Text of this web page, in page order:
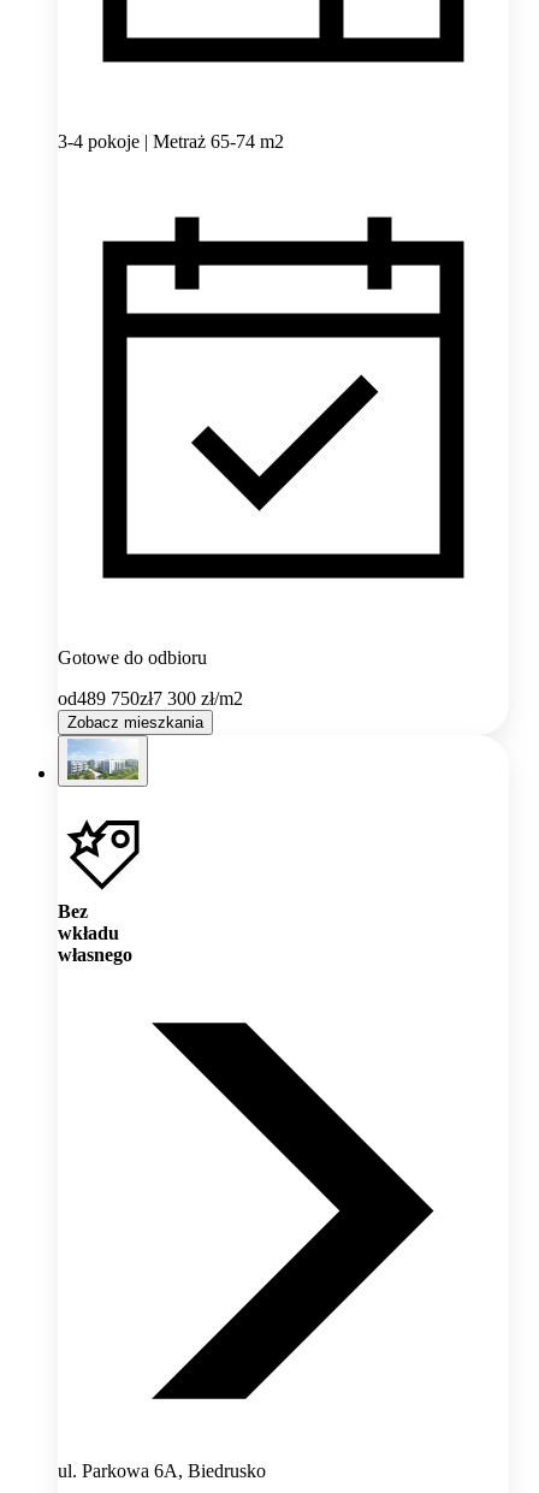
3-4 pokoje | Metraż 65-74 m2
Gotowe do odbioru
od489 750zł7 300 zł/m2
Zobacz mieszkania
Bez
wkładu
własnego
ul. Parkowa 6A, Biedrusko